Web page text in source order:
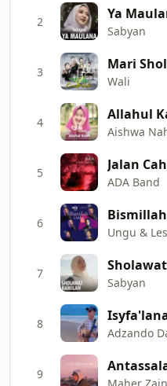
2 Ya
Sabyan
3 Mari
Wali
4 Allahul
Aishwa
5 Jalan
ADA Band
6
Ungu &
7
Sabyan
8
Adzando
9
Maher Zain